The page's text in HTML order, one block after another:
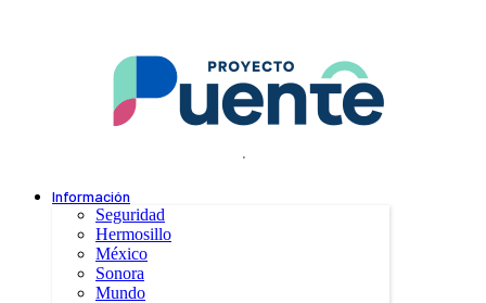
.
Información
Seguridad
Hermosillo
México
Sonora
Mundo